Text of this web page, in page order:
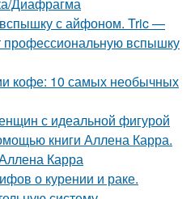
вспышку с айфоном. Tric —
профессиональную вспышку
кофе: 10 самых необычных
с идеальной фигурой
книги Аллена Карра.
Карра
о курении и раке.